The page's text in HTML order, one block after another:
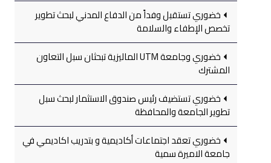
خضوري تستقبل وفداً من الدفاع المدني لبحث تطوير
تخصص الإطفاء والسلامة
خضوري وجامعة UTM الماليزية تبحثان سبل التعاون
المشترك
خضوري تستضيف رئيس صندوق الاستثمار لبحث سبل
تطوير الجامعة والمحافظة
خضوري تعقد اجتماعات أكاديمية و بتدريب اكاديمي في
جامعة الاميرة سمية